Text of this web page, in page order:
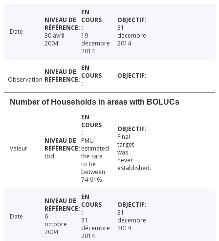
Date
30 avril
2004
19
décembre
2014
31
décembre
2014
Observation
Number of Households in areas with BOLUCs
Valeur
tbd
PMU
estimated
the rate
to be
between
74-91%.
Final
target
was
never
established.
Date
6
octobre
2004
31
décembre
2014
31
décembre
2014